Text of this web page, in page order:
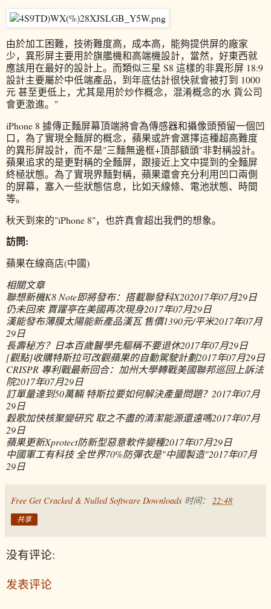
由於加工困難，技術難度高，成本高，能夠提供屏的廠家
少，異形屏主要用於旗艦機和高端機設計，當然，好東西就
應該用在最好的設計上。而類似三星 S8 這樣的非異形屏 18:9
設計主要屬於中低端產品，到年底估計很快就會被打到 1000
元 甚至更低上，尤其是用於炒作概念，混淆概念的水 貨公司
會更激進。"
iPhone 8 據傳正麵屏幕頂端將會為傳感器和攝像頭預留一個凹
口，為了實現全麵屏的概念，蘋果或許會選擇這種超高難度
的異形屏設計，而不是"三麵無邊框+頂部額頭"非對稱設計。
蘋果追求的是更對稱的全麵屏，跟接近上文中提到的全麵屏
終極狀態。為了實現界麵對稱，蘋果還會充分利用凹口兩側
的屏幕，塞入一些狀態信息，比如天線條、電池狀態、時間
等。
秋天到來的"iPhone 8"，也許真會超出我們的想象。
訪問:
蘋果在線商店(中國)
相關文章
聯想新機K8 Note即將發布：搭載聯發科X202017年07月29日
仍未回來 賈躍亭在美國再次現身2017年07月29日
漢能發布薄膜太陽能新產品漢瓦 售價1390元/平米2017年07月
29日
長壽秘方？日本百歲醫學先驅稱不要退休2017年07月29日
[觀點]收購特斯拉可改觀蘋果的自動駕駛計劃2017年07月29日
CRISPR 專利戰最新回合：加州大學轉戰美國聯邦巡回上訴法
院2017年07月29日
訂單量達到50萬輛 特斯拉要如何解決產量問題？ 2017年07月
29日
穀歌加快核聚變研究 取之不盡的清潔能源還遠嗎2017年07月
29日
蘋果更新Xprotect防新型惡意軟件變種2017年07月29日
中國軍工有科技 全世界70%防彈衣是"中國製造"2017年07月
29日
Free Get Cracked & Nulled Software Downloads 时间： 22:48
共享
没有评论:
发表评论